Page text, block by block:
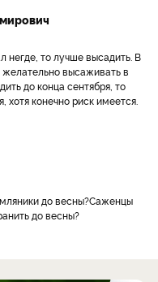
негде, то лучше высадить. В
высаживать в
до конца сентября, то
конечно риск имеется.
до весны?Саженцы
до весны?